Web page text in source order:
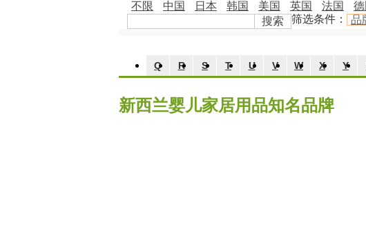
不限
中国 日本 韩国 美国 英国 法国 德
搜索
筛选条件： 品
Q
R S T U V W X Y
新西兰婴儿家居用品知名品牌